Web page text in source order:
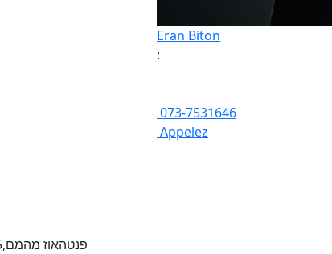
Eran Biton
:
073-7531646
Appelez